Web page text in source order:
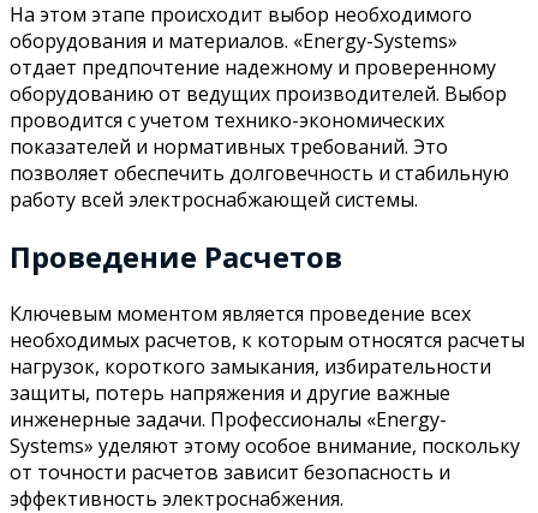
На этом этапе происходит выбор необходимого
оборудования и материалов. «Energy-Systems»
отдает предпочтение надежному и проверенному
оборудованию от ведущих производителей. Выбор
проводится с учетом технико-экономических
показателей и нормативных требований. Это
позволяет обеспечить долговечность и стабильную
работу всей электроснабжающей системы.
Проведение Расчетов
Ключевым моментом является проведение всех
необходимых расчетов, к которым относятся расчеты
нагрузок, короткого замыкания, избирательности
защиты, потерь напряжения и другие важные
инженерные задачи. Профессионалы «Energy-
Systems» уделяют этому особое внимание, поскольку
от точности расчетов зависит безопасность и
эффективность электроснабжения.